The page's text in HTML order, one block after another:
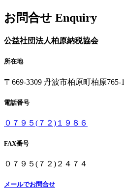
お問合せ Enquiry
公益社団法人柏原納税協会
所在地
〒669-3309 丹波市柏原町柏原765-1
電話番号
０７９５(７２)１９８６
FAX番号
０７９５(７２)２４７４
メールでお問合せ